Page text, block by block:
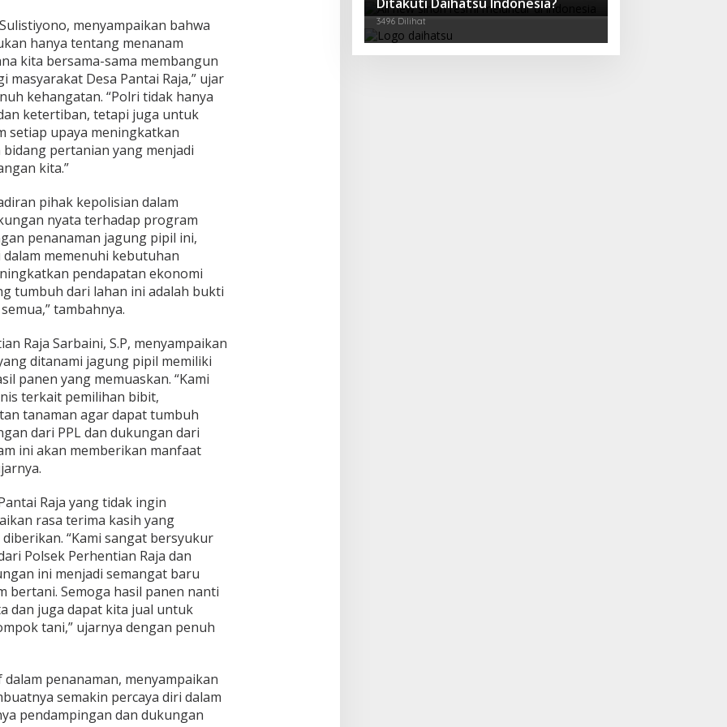
menyampaikan bahwa
hanya tentang menanam
kita bersama-sama membangun
masyarakat Desa Pantai Raja,” ujar
kehangatan. “Polri tidak hanya
ketertiban, tetapi juga untuk
setiap upaya meningkatkan
pertanian yang menjadi
kita.”
pihak kepolisian dalam
nyata terhadap program
penanaman jagung pipil ini,
memenuhi kebutuhan
pendapatan ekonomi
tumbuh dari lahan ini adalah bukti
tambahnya.
Raja Sarbaini, S.P, menyampaikan
ditanami jagung pipil memiliki
panen yang memuaskan. “Kami
terkait pemilihan bibit,
tanaman agar dapat tumbuh
dari PPL dan dukungan dari
ini akan memberikan manfaat
Raja yang tidak ingin
rasa terima kasih yang
“Kami sangat bersyukur
Polsek Perhentian Raja dan
ini menjadi semangat baru
bertani. Semoga hasil panen nanti
dan juga dapat kita jual untuk
tani,” ujarnya dengan penuh
penanaman, menyampaikan
semakin percaya diri dalam
pendampingan dan dukungan
3496 Dilihat